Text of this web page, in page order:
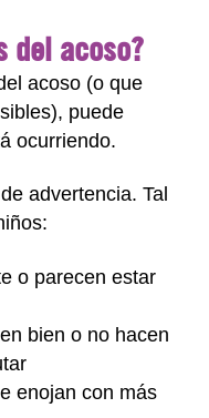
del acoso?
acoso (o que
puede
ocurriendo.
advertencia. Tal
o parecen estar
bien o no hacen
enojan con más